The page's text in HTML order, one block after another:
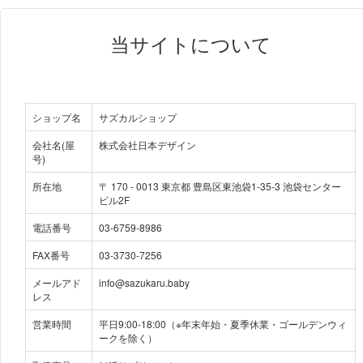
当サイトについて
ショップ名
サズカルショップ
会社名(屋
号)
株式会社日本デザイン
所在地 〒 170 -0013 東京都 豊島区東池袋1-35-3 池袋センター
ビル2F
電話番号
03-6759-8986
FAX番号
03-3730-7256
メールアド
レス
info@sazukaru.baby
営業時間
平⽇9:00-18:00（※年末年始・夏季休業・ゴールデンウィ
ークを除く）